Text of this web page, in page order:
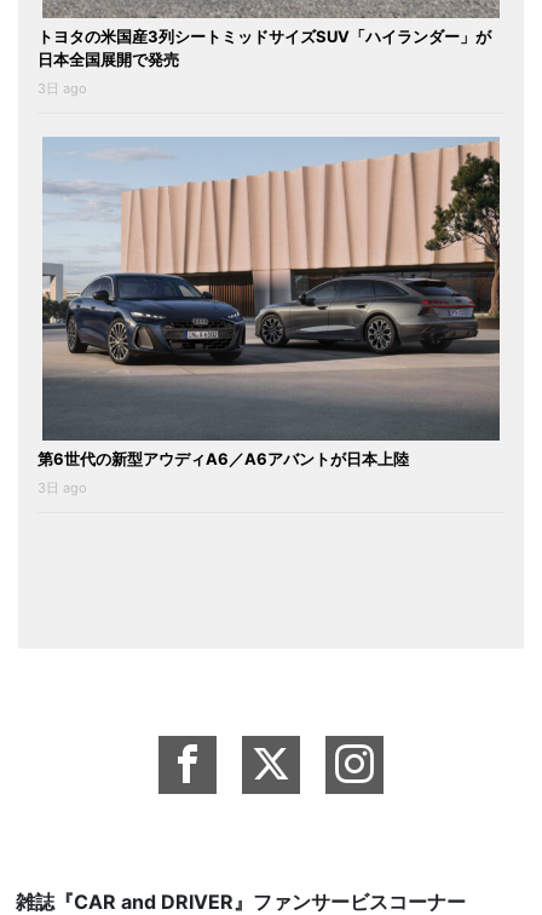
トヨタの米国産3列シートミッドサイズSUV「ハイランダー」が
日本全国展開で発売
3日 ago
第6世代の新型アウディA6／A6アバントが日本上陸
3日 ago
雑誌『CAR and DRIVER』ファンサービスコーナー